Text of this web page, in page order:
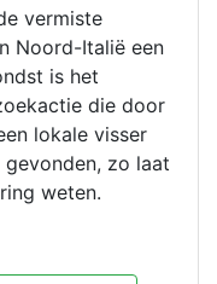
vermiste
Noord-Italië een
is het
die door
lokale visser
zo laat
weten.